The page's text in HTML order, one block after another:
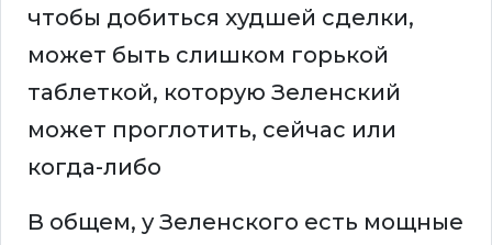
чтобы добиться худшей сделки,
может быть слишком горькой
таблеткой, которую Зеленский
может проглотить, сейчас или
когда-либо
В общем, у Зеленского есть мощные